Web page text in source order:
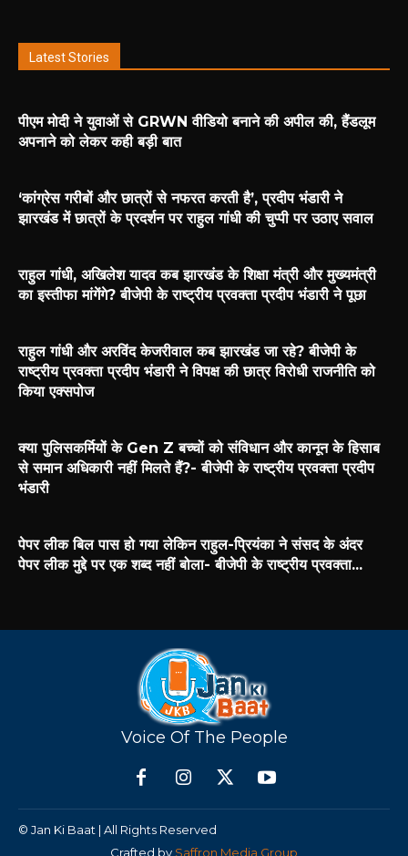
Latest Stories
पीएम मोदी ने युवाओं से GRWN वीडियो बनाने की अपील की, हैंडलूम
अपनाने को लेकर कही बड़ी बात
‘कांग्रेस गरीबों और छात्रों से नफरत करती है’, प्रदीप भंडारी ने
झारखंड में छात्रों के प्रदर्शन पर राहुल गांधी की चुप्पी पर उठाए सवाल
राहुल गांधी, अखिलेश यादव कब झारखंड के शिक्षा मंत्री और मुख्यमंत्री
का इस्तीफा मांगेंगे? बीजेपी के राष्ट्रीय प्रवक्ता प्रदीप भंडारी ने पूछा
राहुल गांधी और अरविंद केजरीवाल कब झारखंड जा रहे? बीजेपी के
राष्ट्रीय प्रवक्ता प्रदीप भंडारी ने विपक्ष की छात्र विरोधी राजनीति को
किया एक्सपोज
क्या पुलिसकर्मियों के Gen Z बच्चों को संविधान और कानून के हिसाब
से समान अधिकारी नहीं मिलते हैं?- बीजेपी के राष्ट्रीय प्रवक्ता प्रदीप
भंडारी
पेपर लीक बिल पास हो गया लेकिन राहुल-प्रियंका ने संसद के अंदर
पेपर लीक मुद्दे पर एक शब्द नहीं बोला- बीजेपी के राष्ट्रीय प्रवक्ता...
Voice Of The People
© Jan Ki Baat | All Rights Reserved
Crafted by Saffron Media Group